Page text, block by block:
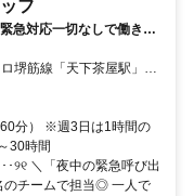
フ
急対応一切なしで働きや
分） ※週3日は1時間の
30時間
･･୨୧ ＼「夜中の緊急呼び出
のチームで担当◎ 一人で